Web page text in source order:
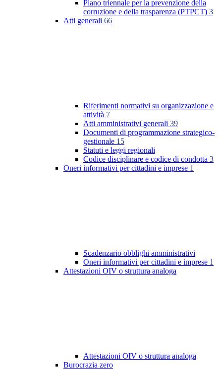
Piano triennale per la prevenzione della
corruzione e della trasparenza (PTPCT) 3
Atti generali 66
Riferimenti normativi su organizzazione e
attività 7
Atti amministrativi generali 39
Documenti di programmazione strategico-
gestionale 15
Statuti e leggi regionali
Codice disciplinare e codice di condotta 3
Oneri informativi per cittadini e imprese 1
Scadenzario obblighi amministrativi
Oneri informativi per cittadini e imprese 1
Attestazioni OIV o struttura analoga
Attestazioni OIV o struttura analoga
Burocrazia zero